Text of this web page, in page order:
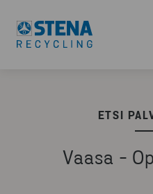
ETSI
Vaasa -